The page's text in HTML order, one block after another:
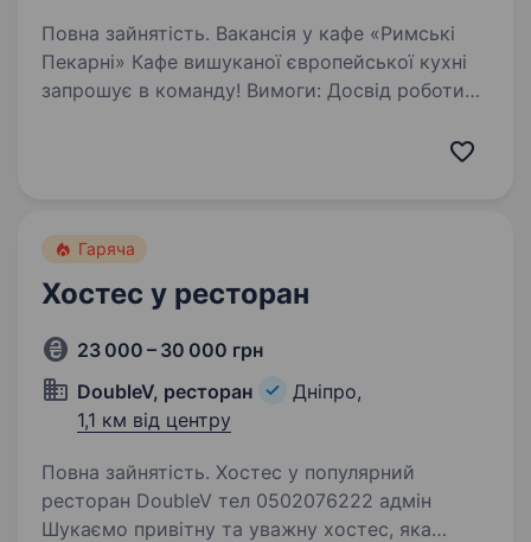
Повна зайнятість. Вакансія у кафе «Римські
Пекарні» Кафе вишуканої європейської кухні
запрошує в команду! Вимоги: Досвід роботи
Гаряча
Хостес у ресторан
23 000 – 30 000 грн
DoubleV, ресторан
Дніпро,
1,1 км від центру
Повна зайнятість. Хостес у популярний
ресторан DoubleV тел 0502076222 адмін
Шукаємо привітну та уважну хостес, яка